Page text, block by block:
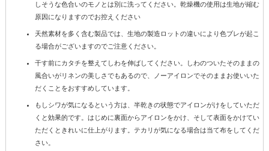
しそうな色合いのモノとは別に洗ってください。乾燥機の使用は生地が縮む
原因になりますのでお控えください
天然素材を多く含む製品では、生地の製造ロットの違いにより色ブレが起こ
る場合がございますのでご注意ください。
干す前にカタチを整えてしわを伸ばしてください。しわのついたそのままの
風合いがリネンの美しさでもあるので、ノーアイロンでそのままお使いいた
だくことをおすすめしています。
もしシワが気になるという方は、半乾きの状態でアイロンがけをしていただ
くと効果的です。はじめに裏面からアイロンをかけ、そして表面をかけてい
ただくときれいに仕上がります。テカリが気になる場合は当て布をしてくだ
さい。